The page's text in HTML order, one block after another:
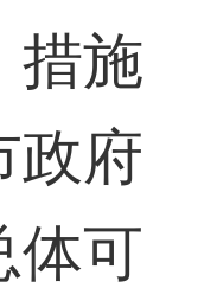
措施
政府
体可